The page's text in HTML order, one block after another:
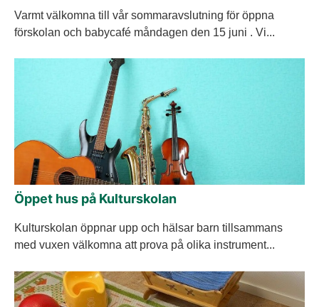
Varmt välkomna till vår sommaravslutning för öppna
förskolan och babycafé måndagen den 15 juni . Vi...
Öppet hus på Kulturskolan
Kulturskolan öppnar upp och hälsar barn tillsammans
med vuxen välkomna att prova på olika instrument...